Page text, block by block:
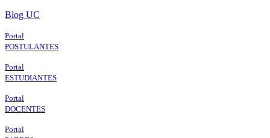
Skip
main
content
Blog UC
Portal
POSTULANTES
Portal
ESTUDIANTES
Portal
DOCENTES
Portal